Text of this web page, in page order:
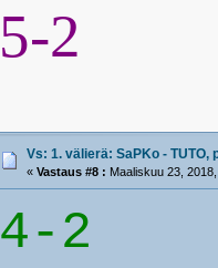
5-2
Vs: 1. välierä: SaPKo - TUTO,
«Vastaus #8 : Maaliskuu 23,
4-2